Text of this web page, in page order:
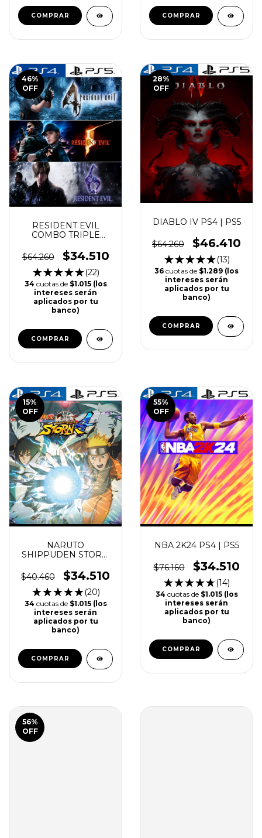
COMPRAR COMPRAR
46%
OFF
RESIDENT EVIL
COMBO TRIPLE
$64.260
$34.510
(22)
34 cuotas de $1.015 (los
intereses serán
aplicados por tu
banco)
COMPRAR
28%
OFF
DIABLO IV PS4 | PS5
$64.260 $46.410
(13)
36 cuotas de $1.289 (los
intereses serán
aplicados por tu
banco)
COMPRAR
15%
OFF
NARUTO
SHIPPUDEN STORM
$40.460
$34.510
(20)
34 cuotas de $1.015 (los
intereses serán
aplicados por tu
banco)
COMPRAR
55%
OFF
NBA 2K24 PS4 | PS5
$76.160 $34.510
(14)
34 cuotas de $1.015 (los
intereses serán
aplicados por tu
banco)
COMPRAR
56%
OFF